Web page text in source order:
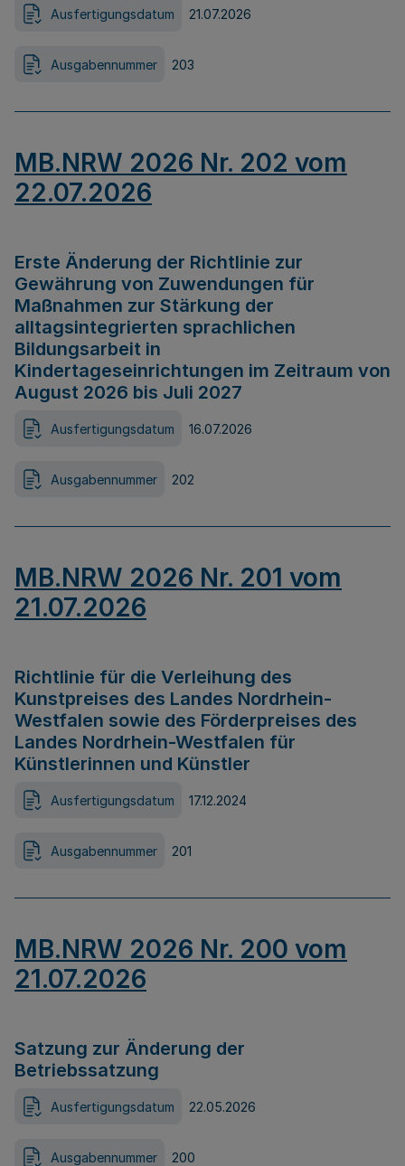
Ausfertigungsdatum 21.07.2026
Ausgabennummer 203
MB.NRW 2026 Nr. 202 vom
22.07.2026
Erste Änderung der Richtlinie zur
Gewährung von Zuwendungen für
Maßnahmen zur Stärkung der
alltagsintegrierten sprachlichen
Bildungsarbeit in
Kindertageseinrichtungen im Zeitraum von
August 2026 bis Juli 2027
Ausfertigungsdatum 16.07.2026
Ausgabennummer 202
MB.NRW 2026 Nr. 201 vom
21.07.2026
Richtlinie für die Verleihung des
Kunstpreises des Landes Nordrhein-
Westfalen sowie des Förderpreises des
Landes Nordrhein-Westfalen für
Künstlerinnen und Künstler
Ausfertigungsdatum 17.12.2024
Ausgabennummer 201
MB.NRW 2026 Nr. 200 vom
21.07.2026
Satzung zur Änderung der
Betriebssatzung
Ausfertigungsdatum 22.05.2026
Ausgabennummer 200